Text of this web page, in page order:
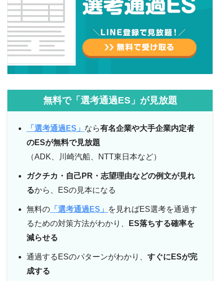
無料で「選考通過ES」が見放題
「選考通過ES」 なら有名企業や大手企業内定者
のESが無料で見放題
（ADK、川崎汽船、NTT東日本など）
ガクチカ・自己PR・志望理由などの例文が見れ
るから、ESの見本になる
無料の 「選考通過ES」
を見ればES選考を通過す
るための対策方法がわかり、
ES落ちする確率を
減らせる
通過するESのパターンがわかり、 すぐにESが完
成する